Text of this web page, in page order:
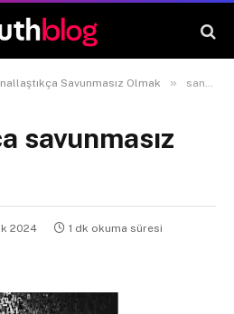
Savunmasız Olmak » sanallaştıkça savunmasız olmak
savunmasız
2024 1 dk okuma süresi